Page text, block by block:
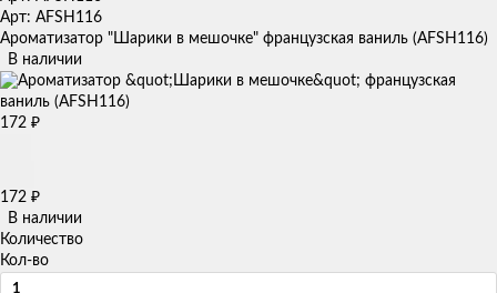
Арт: AFSH116
Ароматизатор "Шарики в мешочке" французская ваниль (AFSH116)
В наличии
172 ₽
172 ₽
В наличии
Количество
Кол-во